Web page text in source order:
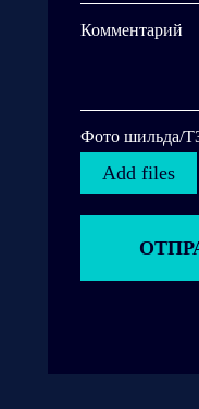
Комментарий
Фото шильда/
Add files